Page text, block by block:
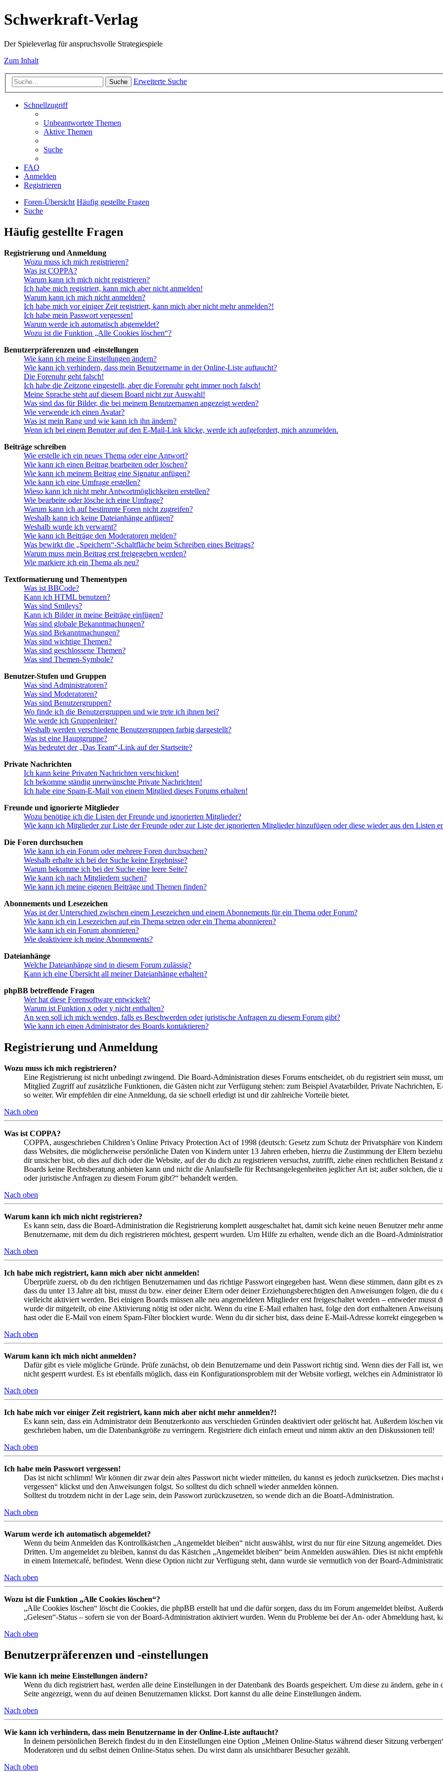
Schwerkraft-Verlag
Der Spieleverlag für anspruchsvolle Strategiespiele
Zum Inhalt
Suche Erweiterte Suche
Schnellzugriff
Unbeantwortete Themen
Aktive Themen
Suche
FAQ
Anmelden
Registrieren
Foren-Übersicht Häufig gestellte Fragen
Suche
Häufig gestellte Fragen
Registrierung und Anmeldung
Wozu muss ich mich registrieren?
Was ist COPPA?
Warum kann ich mich nicht registrieren?
Ich habe mich registriert, kann mich aber nicht anmelden!
Warum kann ich mich nicht anmelden?
Ich habe mich vor einiger Zeit registriert, kann mich aber nicht mehr anmelden?!
Ich habe mein Passwort vergessen!
Warum werde ich automatisch abgemeldet?
Wozu ist die Funktion „Alle Cookies löschen“?
Benutzerpräferenzen und -einstellungen
Wie kann ich meine Einstellungen ändern?
Wie kann ich verhindern, dass mein Benutzername in der Online-Liste auftaucht?
Die Forenuhr geht falsch!
Ich habe die Zeitzone eingestellt, aber die Forenuhr geht immer noch falsch!
Meine Sprache steht auf diesem Board nicht zur Auswahl!
Was sind das für Bilder, die bei meinem Benutzernamen angezeigt werden?
Wie verwende ich einen Avatar?
Was ist mein Rang und wie kann ich ihn ändern?
Wenn ich bei einem Benutzer auf den E-Mail-Link klicke, werde ich aufgefordert, mich anzumelden.
Beiträge schreiben
Wie erstelle ich ein neues Thema oder eine Antwort?
Wie kann ich einen Beitrag bearbeiten oder löschen?
Wie kann ich meinem Beitrag eine Signatur anfügen?
Wie kann ich eine Umfrage erstellen?
Wieso kann ich nicht mehr Antwortmöglichkeiten erstellen?
Wie bearbeite oder lösche ich eine Umfrage?
Warum kann ich auf bestimmte Foren nicht zugreifen?
Weshalb kann ich keine Dateianhänge anfügen?
Weshalb wurde ich verwarnt?
Wie kann ich Beiträge den Moderatoren melden?
Was bewirkt die „Speichern“-Schaltfläche beim Schreiben eines Beitrags?
Warum muss mein Beitrag erst freigegeben werden?
Wie markiere ich ein Thema als neu?
Textformatierung und Thementypen
Was ist BBCode?
Kann ich HTML benutzen?
Was sind Smileys?
Kann ich Bilder in meine Beiträge einfügen?
Was sind globale Bekanntmachungen?
Was sind Bekanntmachungen?
Was sind wichtige Themen?
Was sind geschlossene Themen?
Was sind Themen-Symbole?
Benutzer-Stufen und Gruppen
Was sind Administratoren?
Was sind Moderatoren?
Was sind Benutzergruppen?
Wo finde ich die Benutzergruppen und wie trete ich ihnen bei?
Wie werde ich Gruppenleiter?
Weshalb werden verschiedene Benutzergruppen farbig dargestellt?
Was ist eine Hauptgruppe?
Was bedeutet der „Das Team“-Link auf der Startseite?
Private Nachrichten
Ich kann keine Privaten Nachrichten verschicken!
Ich bekomme ständig unerwünschte Private Nachrichten!
Ich habe eine Spam-E-Mail von einem Mitglied dieses Forums erhalten!
Freunde und ignorierte Mitglieder
Wozu benötige ich die Listen der Freunde und ignorierten Mitglieder?
Wie kann ich Mitglieder zur Liste der Freunde oder zur Liste der ignorierten Mitglieder hinzufügen oder diese wieder aus den Listen
Die Foren durchsuchen
Wie kann ich ein Forum oder mehrere Foren durchsuchen?
Weshalb erhalte ich bei der Suche keine Ergebnisse?
Warum bekomme ich bei der Suche eine leere Seite?
Wie kann ich nach Mitgliedern suchen?
Wie kann ich meine eigenen Beiträge und Themen finden?
Abonnements und Lesezeichen
Was ist der Unterschied zwischen einem Lesezeichen und einem Abonnements für ein Thema oder Forum?
Wie kann ich ein Lesezeichen auf ein Thema setzen oder ein Thema abonnieren?
Wie kann ich ein Forum abonnieren?
Wie deaktiviere ich meine Abonnements?
Dateianhänge
Welche Dateianhänge sind in diesem Forum zulässig?
Kann ich eine Übersicht all meiner Dateianhänge erhalten?
phpBB betreffende Fragen
Wer hat diese Forensoftware entwickelt?
Warum ist Funktion x oder y nicht enthalten?
An wen soll ich mich wenden, falls es Beschwerden oder juristische Anfragen zu diesem Forum gibt?
Wie kann ich einen Administrator des Boards kontaktieren?
Registrierung und Anmeldung
Wozu muss ich mich registrieren?
Eine Registrierung ist nicht unbedingt zwingend. Die Board-Administration dieses Forums entscheidet, ob du registriert sein musst,
Mitglied Zugriff auf zusätzliche Funktionen, die Gästen nicht zur Verfügung stehen: zum Beispiel Avatarbilder, Private Nachrichten,
so weiter. Wir empfehlen dir eine Anmeldung, da sie schnell erledigt ist und dir zahlreiche Vorteile bietet.
Nach oben
Was ist COPPA?
COPPA, ausgeschrieben Children’s Online Privacy Protection Act of 1998 (deutsch: Gesetz zum Schutz der Privatsphäre von
dass Websites, die möglicherweise persönliche Daten von Kindern unter 13 Jahren erheben, hierzu die Zustimmung der Eltern
dir unsicher bist, ob dies auf dich oder die Website, auf der du dich zu registrieren versuchst, zutrifft, ziehe einen rechtlichen
Boards keine Rechtsberatung anbieten kann und nicht die Anlaufstelle für Rechtsangelegenheiten jeglicher Art ist; außer solchen,
oder juristische Anfragen zu diesem Forum gibt?“ behandelt werden.
Nach oben
Warum kann ich mich nicht registrieren?
Es kann sein, dass die Board-Administration die Registrierung komplett ausgeschaltet hat, damit sich keine neuen Benutzer mehr
Benutzername, mit dem du dich registrieren möchtest, gesperrt wurden. Um Hilfe zu erhalten, wende dich an die Board-
Nach oben
Ich habe mich registriert, kann mich aber nicht anmelden!
Überprüfe zuerst, ob du den richtigen Benutzernamen und das richtige Passwort eingegeben hast. Wenn diese stimmen, dann gibt es
dass du unter 13 Jahre alt bist, musst du bzw. einer deiner Eltern oder deiner Erziehungsberechtigten den Anweisungen folgen, die
vielleicht aktiviert werden. Bei einigen Boards müssen alle neu angemeldeten Mitglieder erst freigeschaltet werden – entweder musst
wurde dir mitgeteilt, ob eine Aktivierung nötig ist oder nicht. Wenn du eine E-Mail erhalten hast, folge den dort enthaltenen
hast oder die E-Mail von einem Spam-Filter blockiert wurde. Wenn du dir sicher bist, dass deine E-Mail-Adresse korrekt eingegeben
Nach oben
Warum kann ich mich nicht anmelden?
Dafür gibt es viele mögliche Gründe. Prüfe zunächst, ob dein Benutzername und dein Passwort richtig sind. Wenn dies der Fall ist,
nicht gesperrt wurdest. Es ist ebenfalls möglich, dass ein Konfigurationsproblem mit der Website vorliegt, welches ein Administrator
Nach oben
Ich habe mich vor einiger Zeit registriert, kann mich aber nicht mehr anmelden?!
Es kann sein, dass ein Administrator dein Benutzerkonto aus verschieden Gründen deaktiviert oder gelöscht hat. Außerdem löschen
geschrieben haben, um die Datenbankgröße zu verringern. Registriere dich einfach erneut und nimm aktiv an den Diskussionen teil!
Nach oben
Ich habe mein Passwort vergessen!
Das ist nicht schlimm! Wir können dir zwar dein altes Passwort nicht wieder mitteilen, du kannst es jedoch zurücksetzen. Dies
vergessen“ klickst und den Anweisungen folgst. So solltest du dich schnell wieder anmelden können.
Solltest du trotzdem nicht in der Lage sein, dein Passwort zurückzusetzen, so wende dich an die Board-Administration.
Nach oben
Warum werde ich automatisch abgemeldet?
Wenn du beim Anmelden das Kontrollkästchen „Angemeldet bleiben“ nicht auswählst, wirst du nur für eine Sitzung angemeldet.
Dritten. Um angemeldet zu bleiben, kannst du das Kästchen „Angemeldet bleiben“ beim Anmelden auswählen. Dies ist nicht
in einem Internetcafé, befindest. Wenn diese Option nicht zur Verfügung steht, dann wurde sie vermutlich von der Board-
Nach oben
Wozu ist die Funktion „Alle Cookies löschen“?
„Alle Cookies löschen“ löscht die Cookies, die phpBB erstellt hat und die dafür sorgen, dass du im Forum angemeldet bleibst.
„Gelesen“-Status – sofern sie von der Board-Administration aktiviert wurden. Wenn du Probleme bei der An- oder Abmeldung hast,
Nach oben
Benutzerpräferenzen und -einstellungen
Wie kann ich meine Einstellungen ändern?
Wenn du dich registriert hast, werden alle deine Einstellungen in der Datenbank des Boards gespeichert. Um diese zu ändern, gehe
Seite angezeigt, wenn du auf deinen Benutzernamen klickst. Dort kannst du alle deine Einstellungen ändern.
Nach oben
Wie kann ich verhindern, dass mein Benutzername in der Online-Liste auftaucht?
In deinem persönlichen Bereich findest du in den Einstellungen eine Option „Meinen Online-Status während dieser Sitzung
Moderatoren und du selbst deinen Online-Status sehen. Du wirst dann als unsichtbarer Besucher gezählt.
Nach oben